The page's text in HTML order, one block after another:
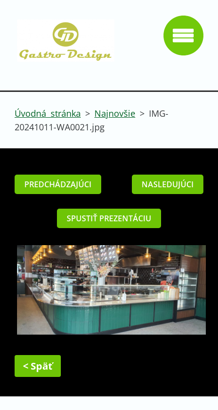
Úvodná stránka > Najnovšie > IMG-
20241011-WA0021.jpg
PREDCHÁDZAJÚCI NASLEDUJÚCI
SPUSTIŤ PREZENTÁCIU
< Späť